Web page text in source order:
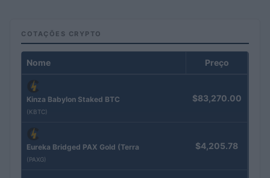
COTAÇÕES CRYPTO
Nome Preço
Kinza Babylon Staked BTC
(KBTC)
$83,270.00
Eureka Bridged PAX Gold (Terra
(PAXG)
$4,205.78